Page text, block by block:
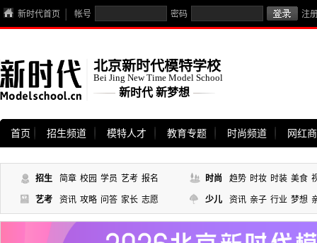
新时代首页 帐号 密码 注
北京新时代模特学校
Bei Jing New Time Model School
新时代 新梦想
首页 招生频道 模特人才 教育专题 时尚频道 网红
招生 简章 校园 学员 艺考 报名 时尚 趋势 时妆 时装 美食
艺考 资讯 攻略 问答 家长 志愿 少儿 资讯 亲子 行业 梦想